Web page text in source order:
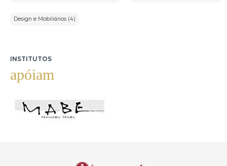
Design e Mobiliários (4)
INSTITUTOS
apóiam